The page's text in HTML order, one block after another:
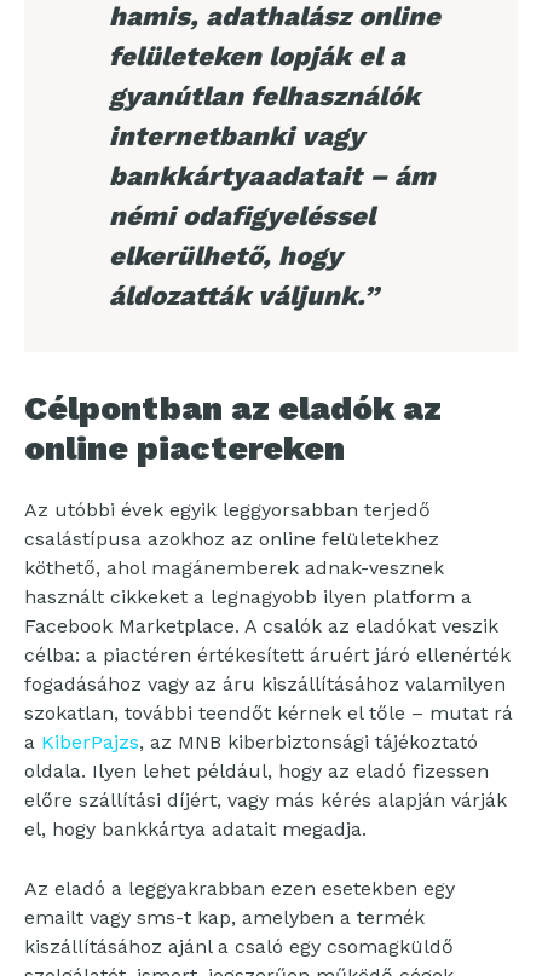
hamis, adathalász online
felületeken lopják el a
gyanútlan felhasználók
internetbanki vagy
bankkártyaadatait – ám
némi odafigyeléssel
elkerülhető, hogy
áldozatták váljunk.”
Célpontban az eladók az
online piactereken
Az utóbbi évek egyik leggyorsabban terjedő
csalástípusa azokhoz az online felületekhez
köthető, ahol magánemberek adnak-vesznek
használt cikkeket a legnagyobb ilyen platform a
Facebook Marketplace. A csalók az eladókat veszik
célba: a piactéren értékesített áruért járó ellenérték
fogadásához vagy az áru kiszállításához valamilyen
szokatlan, további teendőt kérnek el tőle – mutat rá
a KiberPajzs, az MNB kiberbiztonsági tájékoztató
oldala. Ilyen lehet például, hogy az eladó fizessen
előre szállítási díjért, vagy más kérés alapján várják
el, hogy bankkártya adatait megadja.
Az eladó a leggyakrabban ezen esetekben egy
emailt vagy sms-t kap, amelyben a termék
kiszállításához ajánl a csaló egy csomagküldő